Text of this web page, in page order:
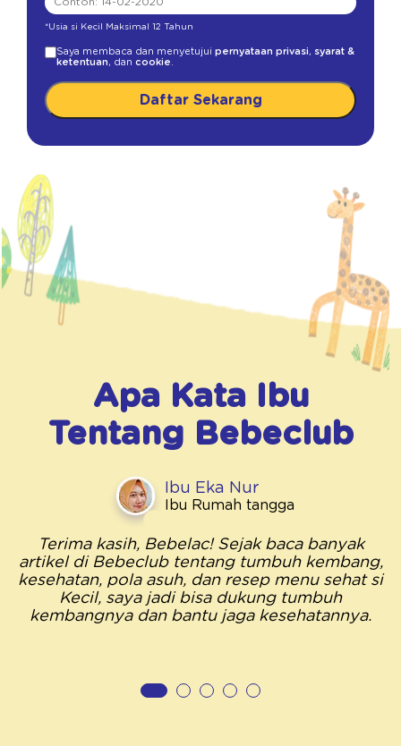
*Usia si Kecil Maksimal 12 Tahun
Saya membaca dan menyetujui pernyataan privasi, syarat &
ketentuan, dan cookie
Daftar Sekarang
Apa Kata Ibu
Tentang Bebeclub
Ibu Eka Nur
Ibu Rumah tangga
Terima kasih, Bebelac! Sejak baca banyak
artikel di Bebeclub tentang tumbuh kembang,
kesehatan, pola asuh, dan resep menu sehat si
Kecil, saya jadi bisa dukung tumbuh
kembangnya dan bantu jaga kesehatannya.